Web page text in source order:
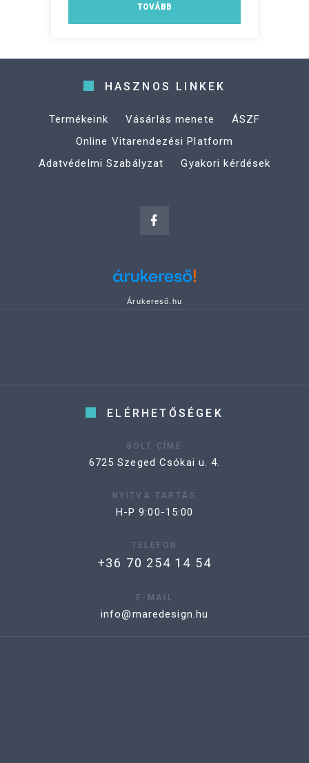
TOVÁBB
HASZNOS LINKEK
Termékeink Vásárlás menete
ÁSZF
Online Vitarendezési Platform
Adatvédelmi Szabályzat
Gyakori kérdések
Árukereső.hu
ELÉRHETŐSÉGEK
BOLT CÍME
6725 Szeged Csókai u. 4.
NYITVA TARTÁS
H-P 9:00-15:00
TELEFON
+36 70 254 14 54
E-MAIL
info@maredesign.hu